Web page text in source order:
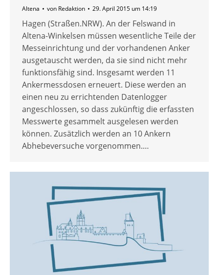
Altena von Redaktion 29. April 2015 um 14:19
Hagen (Straßen.NRW). An der Felswand in
Altena-Winkelsen müssen wesentliche Teile der
Messeinrichtung und der vorhandenen Anker
ausgetauscht werden, da sie sind nicht mehr
funktionsfähig sind. Insgesamt werden 11
Ankermessdosen erneuert. Diese werden an
einen neu zu errichtenden Datenlogger
angeschlossen, so dass zukünftig die erfassten
Messwerte gesammelt ausgelesen werden
können. Zusätzlich werden an 10 Ankern
Abhebeversuche vorgenommen.…